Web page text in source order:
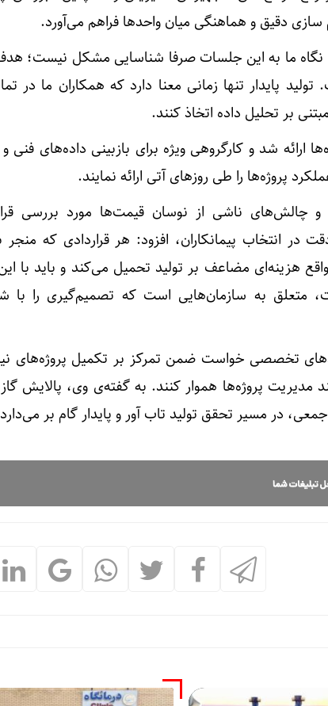
سازی دقیق و هماهنگی میان واحدها فراهم می‌آورد.
نگاه ما به این جلسات صرفا شناسایی مشکل نیست؛
پایدار تنها زمانی معنا دارد که همکاران ما در
بر تحلیل داده اتخاذ کنند.
شد و کارگروهی ویژه برای بازبینی داده‌های فنی و
پروژه‌ها را طی روزهای آتی ارائه نمایند.
و چالش‌های ناشی از نوسان قیمت‌ها مورد بررسی
انتخاب پیمانکاران، افزود: هر قراردادی که منجر
هزینه‌ای مضاعف بر تولید تحمیل می‌کند و باید با
متعلق به سازمان‌هایی است که تصمیم‌گیری را با
تخصصی خواست ضمن تمرکز بر تکمیل پروژه‌های
مدیریت پروژه‌ها هموار کنند. به گفته‌ی وی، پالایش
در مسیر تحقق تولید تاب آور و پایدار گام بر